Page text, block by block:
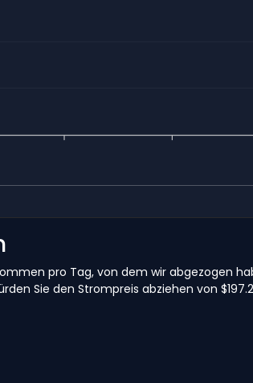
pro Tag, von dem wir abgezogen
Sie den Strompreis abziehen von